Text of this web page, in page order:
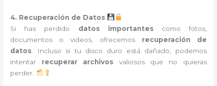
4. Recuperación de Datos
Si has perdido datos importantescomo fotos,
documentos o videos, ofrecemos recuperación de
datos . Incluso si tu disco duro está dañado, podemos
intentar recuperar archivos valiosos que no quieras
perder.